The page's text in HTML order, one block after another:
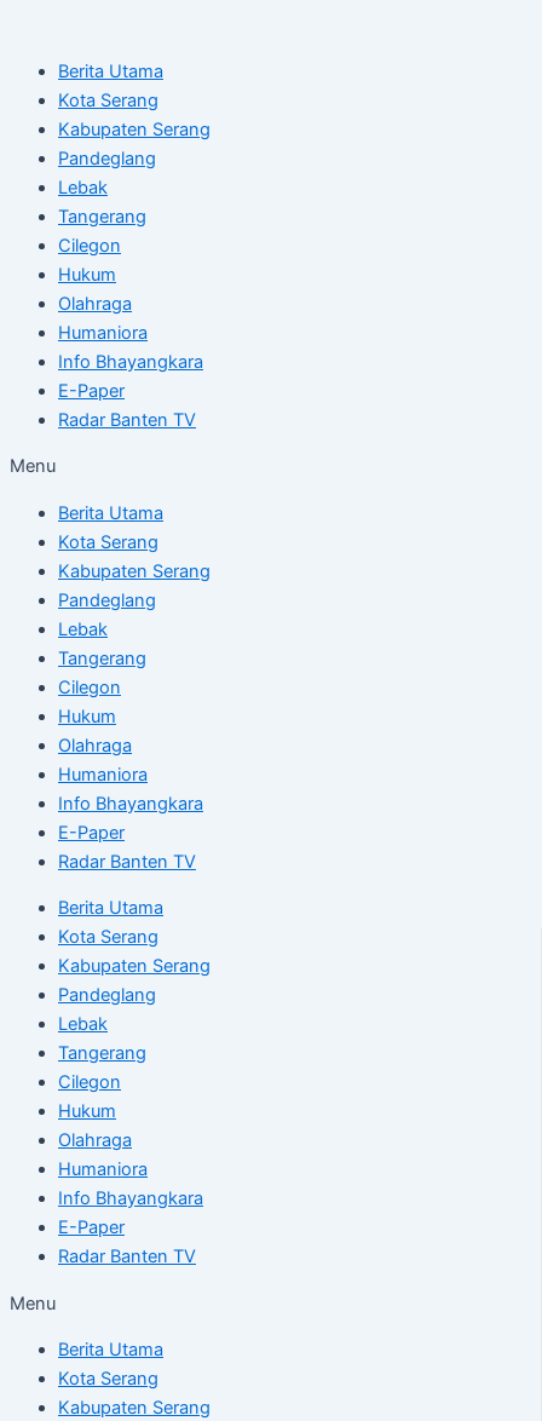
contentBerita Utama
Kota Serang
Kabupaten Serang
Pandeglang
Lebak
Tangerang
Cilegon
Hukum
Olahraga
Humaniora
Info Bhayangkara
E-Paper
Radar Banten TV
Menu
Berita Utama
Kota Serang
Kabupaten Serang
Pandeglang
Lebak
Tangerang
Cilegon
Hukum
Olahraga
Humaniora
Info Bhayangkara
E-Paper
Radar Banten TV
Berita Utama
Kota Serang
Kabupaten Serang
Pandeglang
Lebak
Tangerang
Cilegon
Hukum
Olahraga
Humaniora
Info Bhayangkara
E-Paper
Radar Banten TV
Menu
Berita Utama
Kota Serang
Kabupaten Serang